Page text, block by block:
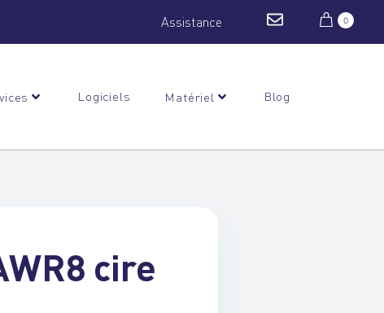
Assistance 0
Logiciels Matériel Blog
cire